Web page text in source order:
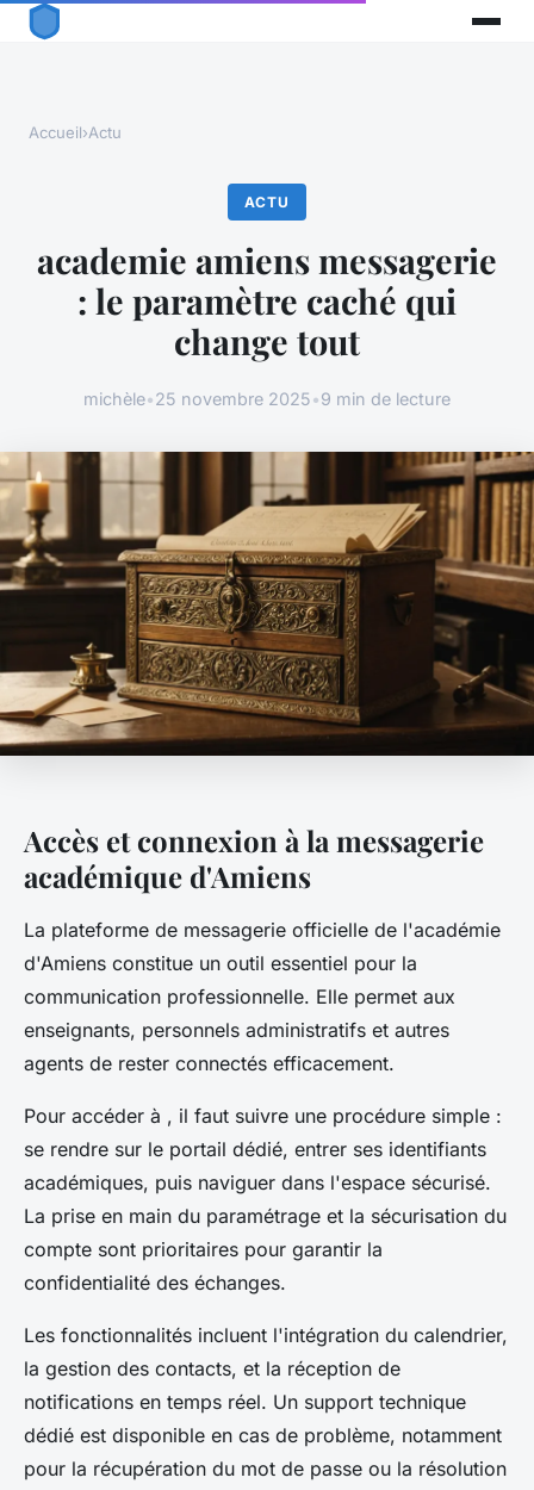
Accueil›Actu
ACTU
academie amiens messagerie
: le paramètre caché qui
change tout
michèle•25 novembre 2025•9 min de lecture
Accès et connexion à la messagerie
académique d'Amiens
La plateforme de messagerie officielle de l'académie
d'Amiens constitue un outil essentiel pour la
communication professionnelle. Elle permet aux
enseignants, personnels administratifs et autres
agents de rester connectés efficacement.
Pour accéder à , il faut suivre une procédure simple :
se rendre sur le portail dédié, entrer ses identifiants
académiques, puis naviguer dans l'espace sécurisé.
La prise en main du paramétrage et la sécurisation du
compte sont prioritaires pour garantir la
confidentialité des échanges.
Les fonctionnalités incluent l'intégration du calendrier,
la gestion des contacts, et la réception de
notifications en temps réel. Un support technique
dédié est disponible en cas de problème, notamment
pour la récupération du mot de passe ou la résolution